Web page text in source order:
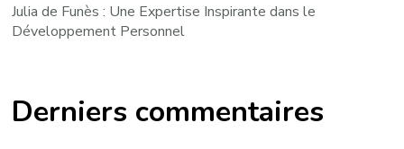
Julia de Funès : Une Expertise Inspirante dans le
Développement Personnel
Derniers commentaires